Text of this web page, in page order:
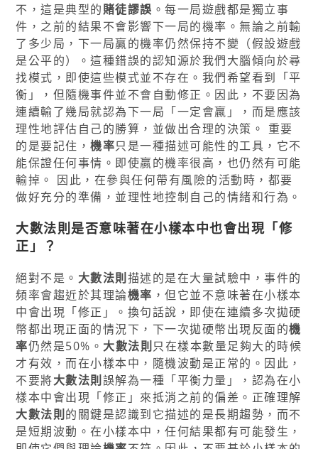
不，這是典型的賭徒謬誤 。每一局遊戲都是獨立事
件，之前的結果不會影響下一局的機率。無論之前輸
了多少局，下一局贏的機率仍然保持不變（假設遊戲
是公平的）。這種錯誤的認知源於我們大腦傾向於尋
找模式，即使這些模式並不存在。我們希望看到「平
衡」，但隨機事件並不會自動修正。因此，不要因為
連續輸了幾局就認為下一局「一定會贏」，而是應該
理性地評估自己的勝算，並做出合理的決策。 重要
的是要記住，機率只是一種描述可能性的工具，它不
能保證任何事情。即使贏的機率很高，也仍然有可能
輸掉。 因此，在參與任何帶有風險的活動時，都要
做好充分的準備，並理性地控制自己的情緒和行為。
大數法則是否意味著在小樣本中也會出現「修
正」？
絕對不是。 大數法則描述的是在大量試驗中，事件的
頻率會趨近於其理論機率 ，但它並不意味著在小樣本
中會出現「修正」。換句話說，即使在連續多次拋硬
幣都出現正面的情況下，下一次拋硬幣出現反面的機
率仍然是50%。 大數法則只在樣本數量足夠大的時候
才有效，而在小樣本中，隨機波動是正常的。因此，
不要將大數法則誤解為一種「平衡力量」，認為在小
樣本中會出現「修正」來抵消之前的偏差。正確理解
大數法則的關鍵是認識到它描述的是長期趨勢，而不
是短期波動。在小樣本中，任何結果都有可能發生，